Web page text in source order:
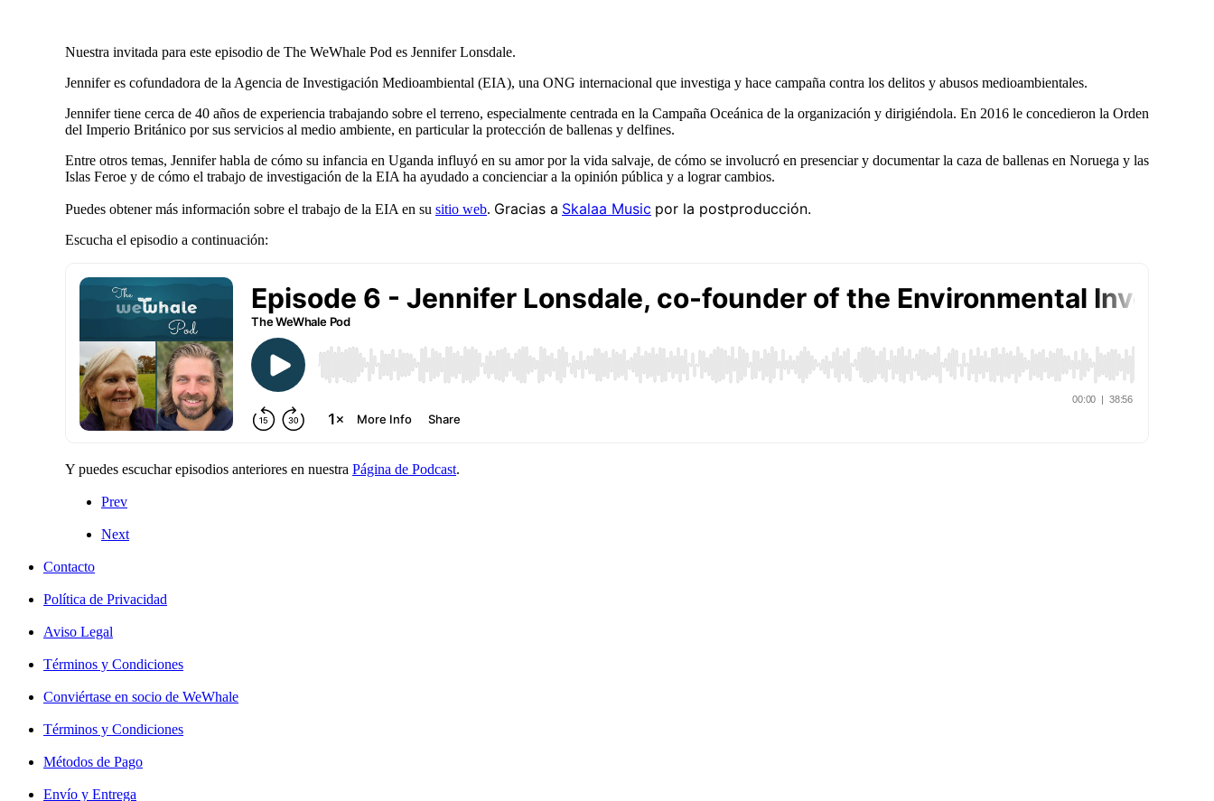
Nuestra invitada para este episodio de The WeWhale Pod es Jennifer Lonsdale.
Jennifer es cofundadora de la Agencia de Investigación Medioambiental (EIA), una ONG internacional que investiga y hace campaña contra los delitos y abusos medioambientales.
Jennifer tiene cerca de 40 años de experiencia trabajando sobre el terreno, especialmente centrada en la Campaña Oceánica de la organización y dirigiéndola. En 2016 le concedieron la Orden
del Imperio Británico por sus servicios al medio ambiente, en particular la protección de ballenas y delfines.
Entre otros temas, Jennifer habla de cómo su infancia en Uganda influyó en su amor por la vida salvaje, de cómo se involucró en presenciar y documentar la caza de ballenas en Noruega y las
Islas Feroe y de cómo el trabajo de investigación de la EIA ha ayudado a concienciar a la opinión pública y a lograr cambios.
Puedes obtener más información sobre el trabajo de la EIA en su sitio web. Gracias a Skalaa Music por la postproducción.
Escucha el episodio a continuación:
Y puedes escuchar episodios anteriores en nuestra Página de Podcast.
Prev
Next
Contacto
Política de Privacidad
Aviso Legal
Términos y Condiciones
Conviértase en socio de WeWhale
Términos y Condiciones
Métodos de Pago
Envío y Entrega